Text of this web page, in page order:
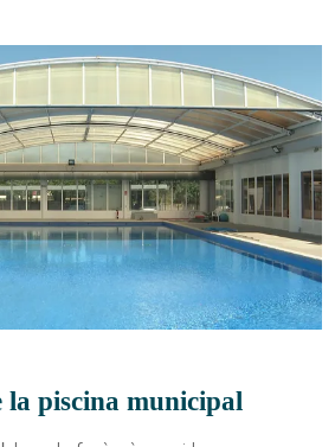
la piscina municipal